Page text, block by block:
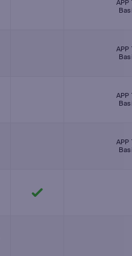
APP
APP
APP
APP